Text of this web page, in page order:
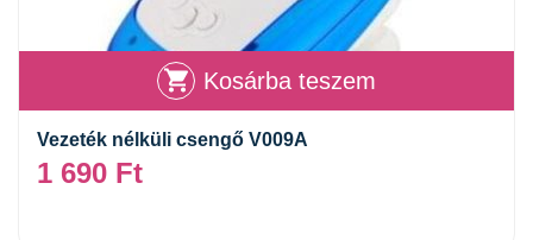
Kosárba teszem
Vezeték nélküli csengő V009A
1 690 Ft